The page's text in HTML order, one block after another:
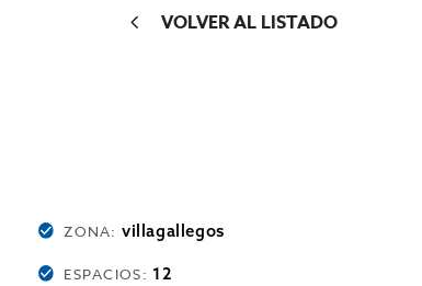
VOLVER AL LISTADO
ZONA:villagallegos
ESPACIOS: 12